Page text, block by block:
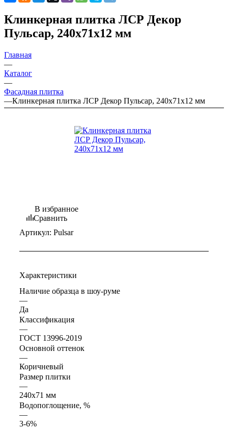
Клинкерная плитка ЛСР Декор
Пульсар, 240х71х12 мм
Главная
—
Каталог
—
Фасадная плитка
—Клинкерная плитка ЛСР Декор Пульсар, 240х71х12 мм
В избранное
Сравнить
Артикул: Pulsar
Характеристики
Наличие образца в шоу-руме
—
Да
Классификация
—
ГОСТ 13996-2019
Основной оттенок
—
Коричневый
Размер плитки
—
240x71 мм
Водопоглощение, %
—
3-6%